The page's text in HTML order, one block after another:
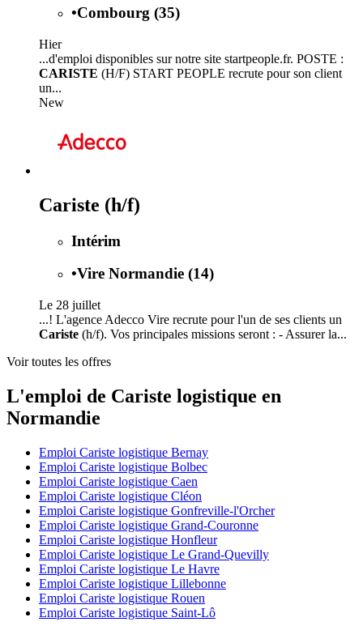
•Combourg (35)
Hier
...d'emploi disponibles sur notre site startpeople.fr. POSTE :
CARISTE (H/F) START PEOPLE recrute pour son client
un...
New
Cariste (h/f)
Intérim
•Vire Normandie (14)
Le 28 juillet
...! L'agence Adecco Vire recrute pour l'un de ses clients un
Cariste (h/f). Vos principales missions seront : - Assurer la...
Voir toutes les offres
L'emploi de Cariste logistique en
Normandie
Emploi Cariste logistique Bernay
Emploi Cariste logistique Bolbec
Emploi Cariste logistique Caen
Emploi Cariste logistique Cléon
Emploi Cariste logistique Gonfreville-l'Orcher
Emploi Cariste logistique Grand-Couronne
Emploi Cariste logistique Honfleur
Emploi Cariste logistique Le Grand-Quevilly
Emploi Cariste logistique Le Havre
Emploi Cariste logistique Lillebonne
Emploi Cariste logistique Rouen
Emploi Cariste logistique Saint-Lô